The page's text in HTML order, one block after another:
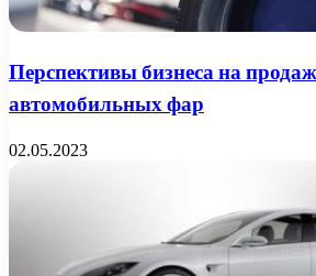
Перспективы бизнеса на
автомобильных фар
02.05.2023